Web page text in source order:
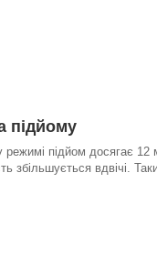
підйому
режимі підйом досягає
збільшується вдвічі.